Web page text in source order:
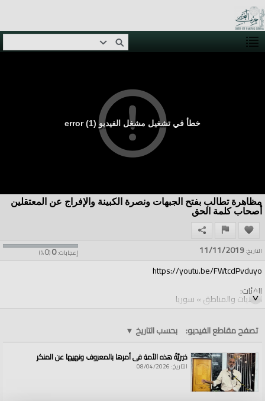
خطأ في تشغيل مشغل الفيديو (1) error
مظاهرة تطالب بفتح الجبهات ونصرة الكبينة والإفراج عن المعتقلين
أصحاب كلمة الحق
إعجابات:0
(
0
%) التاريخ:11/11/2019
https://youtu.be/FWtcdPvduyo
الفئات:
الولايات والمناطق»سوريا
الولايات والمناطق
العلامات:08112019tagam4
|
alkarama
تصفح مقاطع الفيديو: بحسب التاريخ ▼
خيريَّةُ هذه الأمةِ في أمرِها بالمعروفِ ونهيِها عن المنكرِ
التاريخ: 08/04/2026